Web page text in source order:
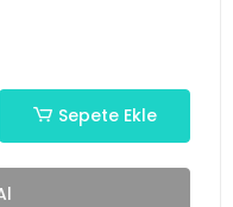
Sepete Ekle